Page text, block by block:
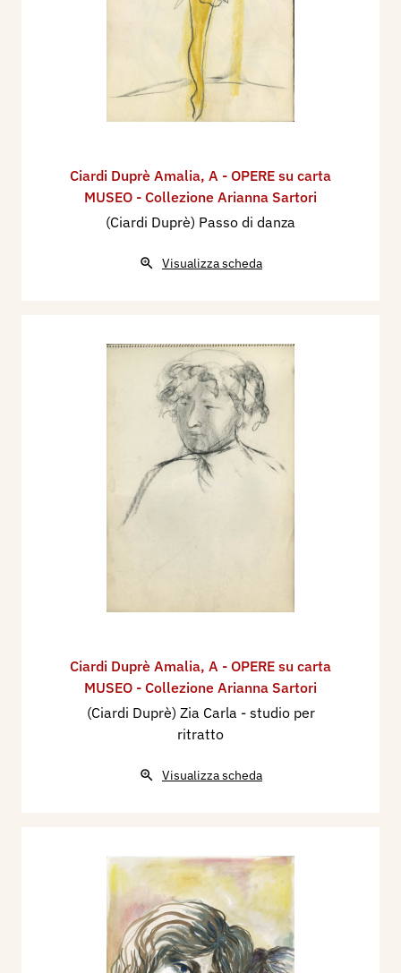
Ciardi Duprè Amalia, A - OPERE su carta
MUSEO - Collezione Arianna Sartori
(Ciardi Duprè) Passo di danza
Visualizza scheda
Ciardi Duprè Amalia, A - OPERE su carta
MUSEO - Collezione Arianna Sartori
(Ciardi Duprè) Zia Carla - studio per
ritratto
Visualizza scheda